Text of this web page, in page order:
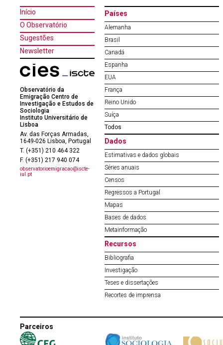
Início
O Observatório
Sugestões
Newsletter
Observatório da
Emigração Centro de
Investigação e Estudos de
Sociologia
Instituto Universitário de
Lisboa
Av. das Forças Armadas,
1649-026 Lisboa, Portugal
T. (+351) 210 464 322
F. (+351) 217 940 074
observatorioemigracao@iscte-
iul.pt
Países
Alemanha
Brasil
Canadá
Espanha
EUA
França
Reino Unido
Suíça
Todos
Dados
Estimativas e dados globais
Séries anuais
Censos
Regressos a Portugal
Mapas
Bases de dados
Metainformação
Recursos
Bibliografia
Investigação
Teses e dissertações
Recortes de imprensa
Parceiros